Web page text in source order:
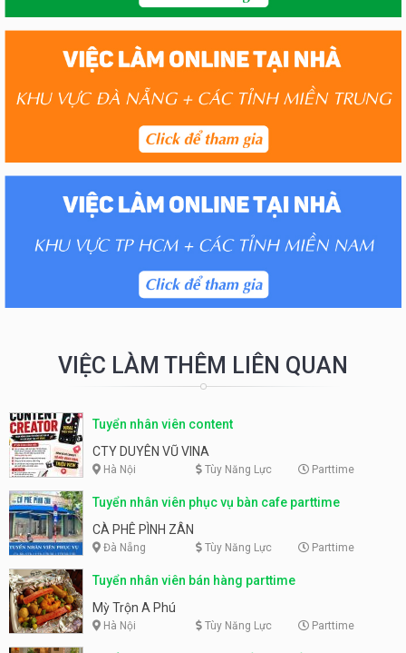
VIỆC LÀM THÊM LIÊN QUAN
Tuyển nhân viên content
CTY DUYÊN VŨ VINA
Hà Nội Tùy Năng Lực Parttime
Tuyển nhân viên phục vụ bàn cafe parttime
CÀ PHÊ PÌNH ZÂN
Đà Nẵng Tùy Năng Lực Parttime
Tuyển nhân viên bán hàng parttime
Mỳ Trộn A Phú
Hà Nội Tùy Năng Lực Parttime